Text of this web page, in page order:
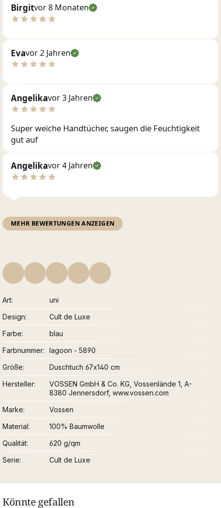
Birgitvor 8 Monaten
Evavor 2 Jahren
Angelikavor 3 Jahren
Super weiche Handtücher, saugen die Feuchtigkeit
gut auf
Angelikavor 4 Jahren
MEHR BEWERTUNGEN ANZEIGEN
Art
uni
Design
Cult de Luxe
Farbe
blau
Farbnummer
lagoon - 5890
Größe
Duschtuch 67x140 cm
Hersteller
VOSSEN GmbH & Co. KG, Vossenlände 1, A-
8380 Jennersdorf, www.vossen.com
Marke
Vossen
Material
100% Baumwolle
Qualität
620 g/qm
Serie
Cult de Luxe
Könnte gefallen